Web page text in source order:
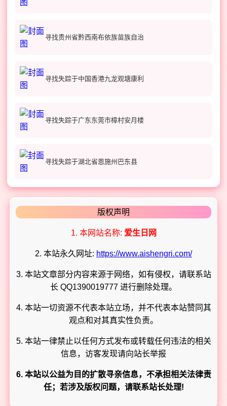
寻找贵州省黔西南布依族苗族自治
寻找失踪于中国香港九龙观塘康利
寻找失踪于广东东莞市樟村安月楼
寻找失踪于湖北省恩施州巴东县
版权声明
1. 本网站名称: 爱生日网
2. 本站永久网址: https://www.aishengri.com/
3. 本站文章部分内容来源于网络，如有侵权，请联系站
长 QQ1390019777 进行删除处理。
4. 本站一切资源不代表本站立场，并不代表本站赞同其
观点和对其真实性负责。
5. 本站一律禁止以任何方式发布或转载任何违法的相关
信息，访客发现请向站长举报
6. 本站以公益为目的扩散寻亲信息，不承担相关法律责
任；若涉及版权问题，请联系站长处理!